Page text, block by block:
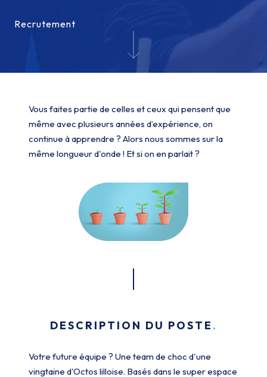
Recrutement
Recrutement
Vous faites partie de celles et ceux qui pensent que
même avec plusieurs années d’expérience, on
continue à apprendre ? Alors nous sommes sur la
même longueur d'onde ! Et si on en parlait ?
DESCRIPTION DU POSTE
Votre future équipe ? Une team de choc d'une
vingtaine d'Octos lilloise. Basés dans le super espace